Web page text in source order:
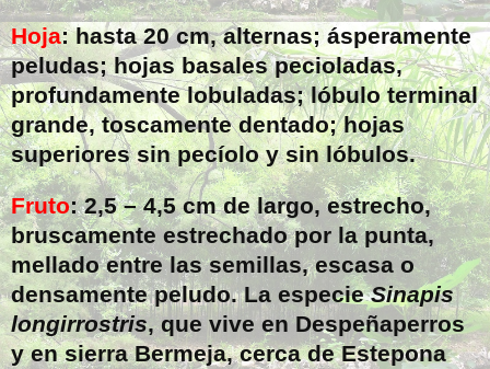
Hoja: hasta20 cm, alternas; ásperamente
peludas; hojas basales pecioladas,
profundamente lobuladas; lóbulo terminal
grande, toscamente dentado; hojas
superiores sin pecíolo y sin lóbulos.
Fruto: 2,5 –4,5 cmde largo, estrecho,
bruscamente estrechado por la punta,
mellado entre las semillas, escasa o
densamente peludo. La especieSinapis
longirrostris, que vive en Despeñaperros
y en sierra Bermeja, cerca de Estepona